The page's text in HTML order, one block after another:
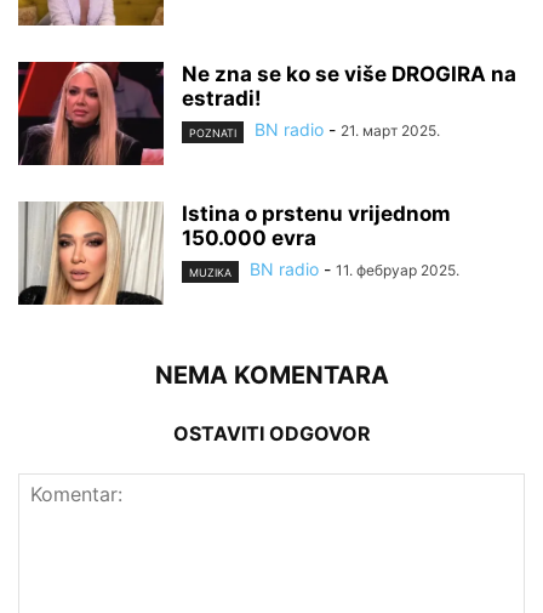
Ne zna se ko se više DROGIRA na
estradi!
POZNATI BN radio - 21. март 2025.
Istina o prstenu vrijednom
150.000 evra
MUZIKA BN radio - 11. фебруар 2025.
NEMA KOMENTARA
OSTAVITI ODGOVOR